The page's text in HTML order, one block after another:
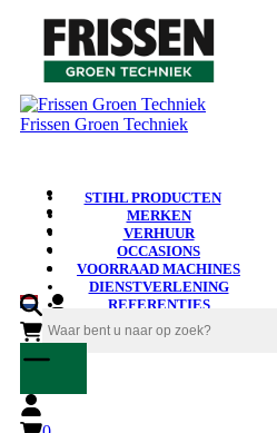
Frissen Groen Techniek
STIHL PRODUCTEN
MERKEN
VERHUUR
OCCASIONS
VOORRAAD MACHINES
DIENSTVERLENING
REFERENTIES
0